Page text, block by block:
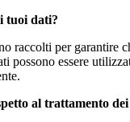
tuoi dati?
raccolti per garantire
possono essere
al trattamento